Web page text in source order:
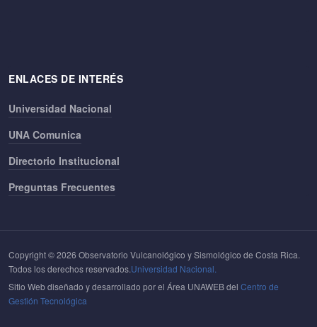
ENLACES DE INTERÉS
Universidad Nacional
UNA Comunica
Directorio Institucional
Preguntas Frecuentes
Copyright © 2026 Observatorio Vulcanológico y Sismológico de Costa Rica.
Todos los derechos reservados.Universidad Nacional.
Sitio Web diseñado y desarrollado por el Área UNAWEB del Centro de
Gestión Tecnológica